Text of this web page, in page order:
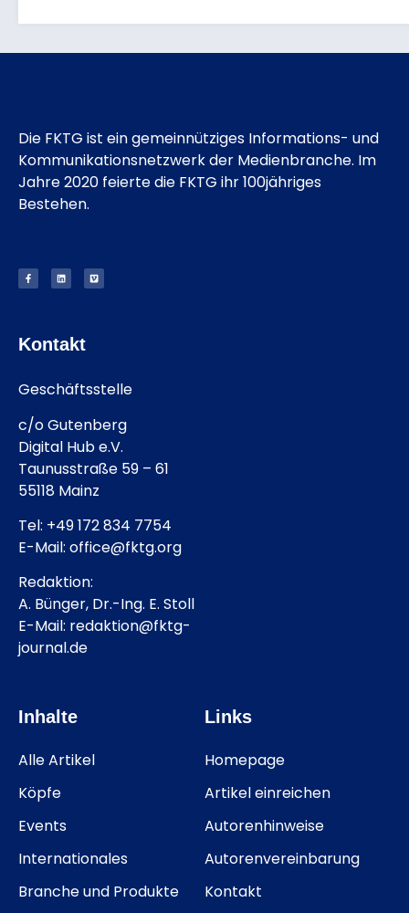
Die FKTG ist ein gemeinnütziges Informations- und
Kommunikationsnetzwerk der Medienbranche. Im
Jahre 2020 feierte die FKTG ihr 100jähriges
Bestehen.
Kontakt
Geschäftsstelle
c/o Gutenberg
Digital Hub e.V.
Taunusstraße 59 – 61
55118 Mainz
Tel: +49 172 834 7754
E-Mail: office@fktg.org
Redaktion:
A. Bünger, Dr.-Ing. E. Stoll
E-Mail: redaktion@fktg-
journal.de
Inhalte
Alle Artikel
Köpfe
Events
Internationales
Branche und Produkte
Links
Homepage
Artikel einreichen
Autorenhinweise
Autorenvereinbarung
Kontakt